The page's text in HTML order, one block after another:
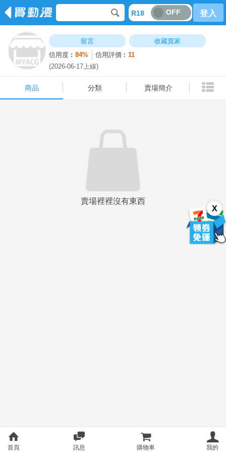
R18 OFF 登入
留言
收藏賣家
信用度︰84% 信用評價︰11
(2026-06-17上線)
商品 分類 賣場簡介
X
賣場裡裡沒有東西
商品 分類 賣場簡介
首頁 訊息 購物車 我的